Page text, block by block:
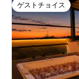
ゲストチョイス
ゲストチョイス